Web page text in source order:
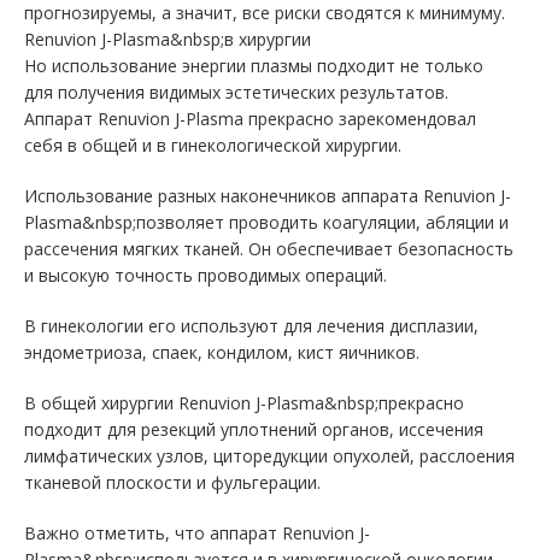
прогнозируемы, а значит, все риски сводятся к минимуму.
Renuvion J-Plasma&nbsp;в хирургии
Но использование энергии плазмы подходит не только
для получения видимых эстетических результатов.
Аппарат Renuvion J-Plasma прекрасно зарекомендовал
себя в общей и в гинекологической хирургии.
Использование разных наконечников аппарата Renuvion J-
Plasma&nbsp;позволяет проводить коагуляции, абляции и
рассечения мягких тканей. Он обеспечивает безопасность
и высокую точность проводимых операций.
В гинекологии его используют для лечения дисплазии,
эндометриоза, спаек, кондилом, кист яичников.
В общей хирургии Renuvion J-Plasma&nbsp;прекрасно
подходит для резекций уплотнений органов, иссечения
лимфатических узлов, циторедукции опухолей, расслоения
тканевой плоскости и фульгерации.
Важно отметить, что аппарат Renuvion J-